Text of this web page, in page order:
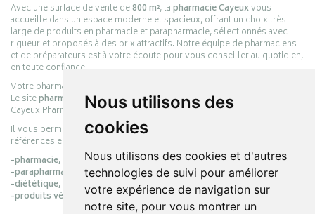
Nous utilisons des
cookies
Nous utilisons des cookies et d'autres
technologies de suivi pour améliorer
votre expérience de navigation sur
notre site, pour vous montrer un
Avec une surface de vente de800 m², lapharmacie Cayeuxvous
accueille dans un espace moderne et spacieux, offrant un choix très
large de produits en pharmacie et parapharmacie, sélectionnés avec
rigueur et proposés à des prix attractifs. Notre équipe de pharmaciens
et de préparateurs est à votre écoute pour vous conseiller au quotidien,
en toute confiance.
Votre pharmacie en ligne :
Le sitepharmacie-cayeux.frest le prolongement digital de la pharmacie
Cayeux Pharmabest Berck-sur-Mer – Rang-du-Fliers.
Il vous permet de réaliser vos achats en ligne parmi des milliers de
références en :
-pharmacie,
-parapharmacie,
-diététique,
-produits vétérinaires.